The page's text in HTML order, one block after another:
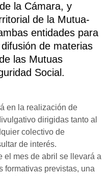
la Cámara, y
de la Mutua-
entidades para
de materias
las Mutuas
Social.
en la realización de
dirigidas tanto al
colectivo de
de interés.
el mes de abril se llevará a
formativas previstas, una